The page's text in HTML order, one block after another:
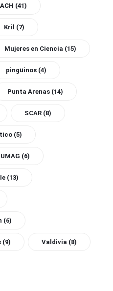
(41)
Kril (7)
Mujeres en Ciencia (15)
pingüinos (4)
Punta Arenas (14)
SCAR (8)
(5)
UMAG (6)
(13)
(6)
(9) Valdivia (8)